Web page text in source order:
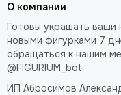
О компании
Готовы украшать ваши
новыми фигурками 7
обращаться к нашим
@FIGURIUM_bot
ИП Абросимов